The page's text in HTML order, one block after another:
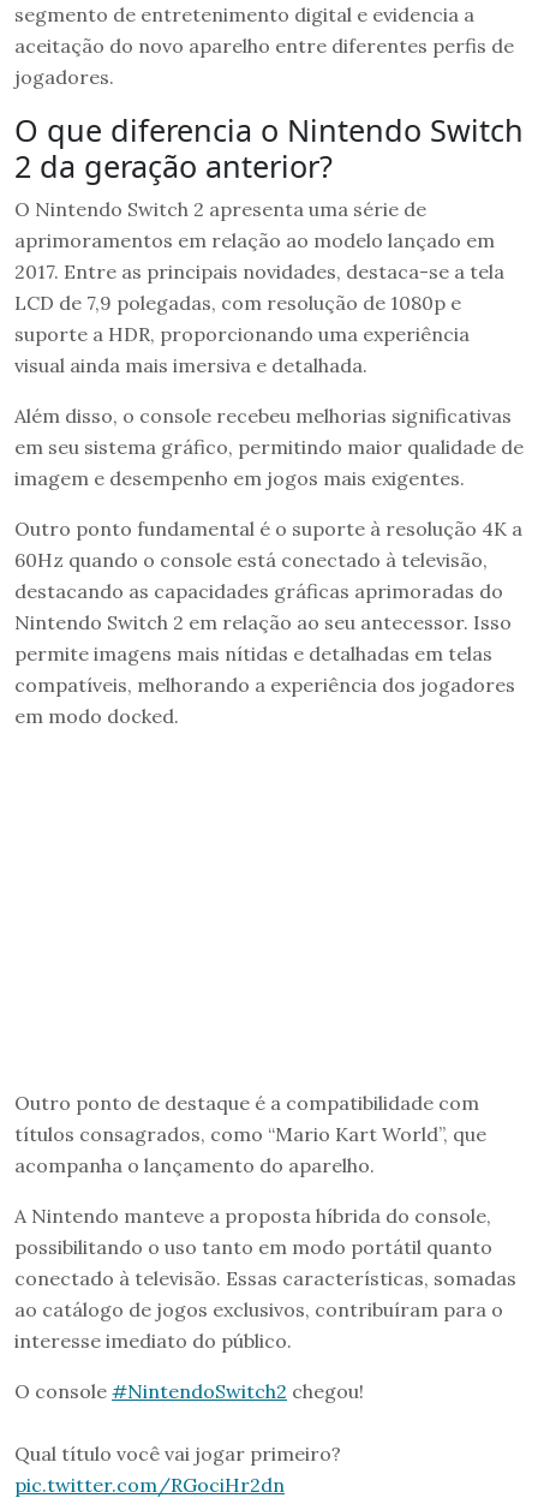
segmento de entretenimento digital e evidencia a
aceitação do novo aparelho entre diferentes perfis de
jogadores.
O que diferencia o Nintendo Switch
2 da geração anterior?
O Nintendo Switch 2 apresenta uma série de
aprimoramentos em relação ao modelo lançado em
2017. Entre as principais novidades, destaca-se a tela
LCD de 7,9 polegadas, com resolução de 1080p e
suporte a HDR, proporcionando uma experiência
visual ainda mais imersiva e detalhada.
Além disso, o console recebeu melhorias significativas
em seu sistema gráfico, permitindo maior qualidade de
imagem e desempenho em jogos mais exigentes.
Outro ponto fundamental é o suporte à resolução 4K a
60Hz quando o console está conectado à televisão,
destacando as capacidades gráficas aprimoradas do
Nintendo Switch 2 em relação ao seu antecessor. Isso
permite imagens mais nítidas e detalhadas em telas
compatíveis, melhorando a experiência dos jogadores
em modo docked.
Outro ponto de destaque é a compatibilidade com
títulos consagrados, como “Mario Kart World”, que
acompanha o lançamento do aparelho.
A Nintendo manteve a proposta híbrida do console,
possibilitando o uso tanto em modo portátil quanto
conectado à televisão. Essas características, somadas
ao catálogo de jogos exclusivos, contribuíram para o
interesse imediato do público.
O console #NintendoSwitch2 chegou!
Qual título você vai jogar primeiro?
pic.twitter.com/RGociHr2dn